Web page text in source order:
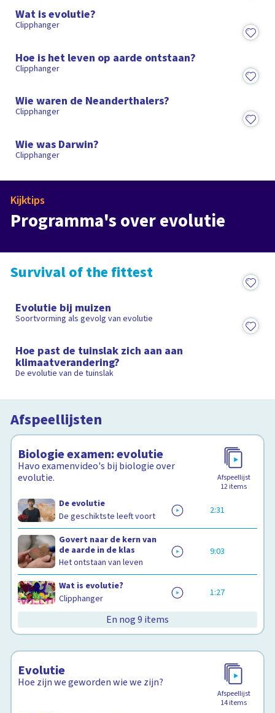
Wat is evolutie?
Clipphanger
Hoe is het leven op aarde ontstaan?
Clipphanger
Wie waren de Neanderthalers?
Clipphanger
Wie was Darwin?
Clipphanger
Kijktips
Programma's over evolutie
Govert naar de oorsprong van
de mens in de klas
Programma 6 Afleveringen
Galapagos in
Programma
Survival of the fittest
Evolutie bij muizen
Soortvorming als gevolg van evolutie
Hoe past de tuinslak zich aan aan
klimaatverandering?
De evolutie van de tuinslak
Afspeellijsten
Biologie examen: evolutie
Havo examenvideo's bij biologie over
evolutie.
Afspeellijst
12items
De evolutie
De geschiktste leeft voort
2:31
Govert naar de kern van
de aarde in de klas
Het ontstaan van leven
9:03
Wat is evolutie?
Clipphanger
1:27
En nog 9 items
Evolutie
Hoe zijn we geworden wie we zijn?
Afspeellijst
14items